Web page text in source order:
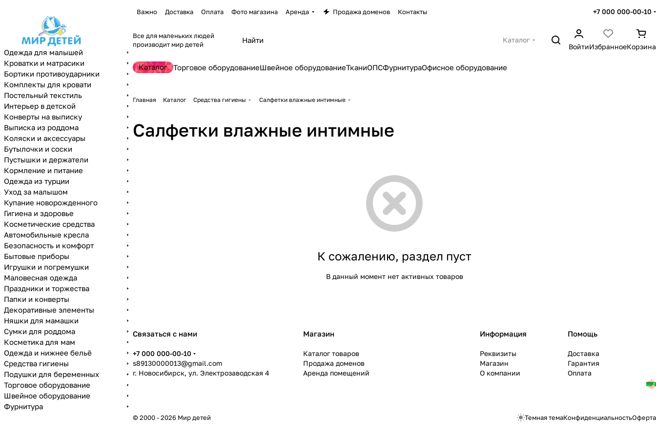
Важно Доставка Оплата Фото магазина Аренда Продажа доменов Контакты +7 000 000-00-10
Все для маленьких людей
производит мир детей
Каталог
ВойтиИзбранноеКорзина
Каталог Торговое оборудованиеШвейное оборудованиеТканиОПСФурнитураОфисное оборудование
Главная Каталог Средства гигиены Салфетки влажные интимные
Салфетки влажные интимные
К сожалению, раздел пуст
В данный момент нет активных товаров
Связаться с нами
+7 000 000-00-10
s89130000013@gmail.com
г. Новосибирск, ул. Электрозаводская 4
Магазин
Каталог товаров
Продажа доменов
Аренда помещений
Информация
Реквизиты
Магазин
О компании
Помощь
Доставка
Гарантия
Оплата
© 2000 - 2026 Мир детей Темная темаКонфиденциальностьОферта
Одежда для малышей
Кроватки и матрасики
Бортики противоударники
Комплекты для кровати
Постельный текстиль
Интерьер в детской
Конверты на выписку
Выписка из роддома
Коляски и аксессуары
Бутылочки и соски
Пустышки и держатели
Кормление и питание
Одежда из турции
Уход за малышом
Купание новорожденного
Гигиена и здоровье
Косметические средства
Автомобильные кресла
Безопасность и комфорт
Бытовые приборы
Игрушки и погремушки
Маловесная одежда
Праздники и торжества
Папки и конверты
Декоративные элементы
Няшки для мамашки
Сумки для роддома
Косметика для мам
Одежда и нижнее бельё
Средства гигиены
Подушки для беременных
Торговое оборудование
Швейное оборудование
Фурнитура